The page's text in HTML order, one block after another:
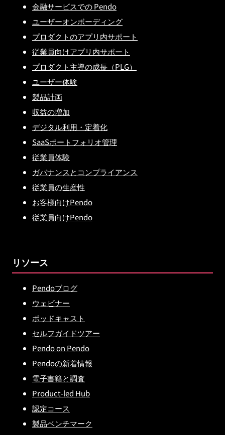
金融サービスでの Pendo
ユーザーオンボーディング
プロダクトのアプリ内サポート
従業員向けアプリ内サポート
プロダクト主導の成長（PLG）
ユーザー体験
製品計画
収益の増加
デジタル利用・定着化
SaaSポートフォリオ管理
従業員体験
ガバナンスとコンプライアンス
従業員の生産性
お客様向けPendo
従業員向けPendo
リソース
Pendoブログ
ウェビナー
ポッドキャスト
セルフガイドツアー
Pendo on Pendo
Pendoの新着情報
電子書籍と調査
Product-led Hub
認定コース
製品ベンチマーク